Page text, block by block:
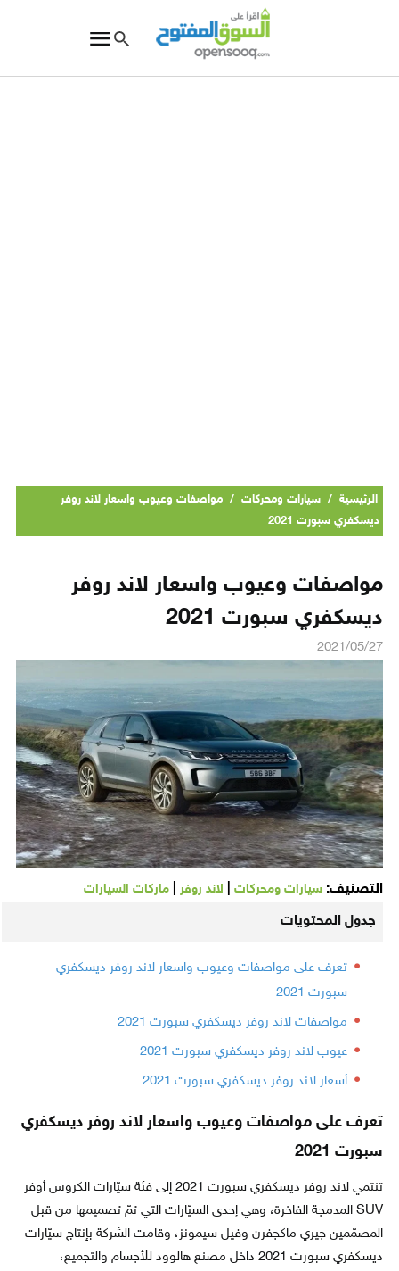
الرئيسية / سيارات ومحركات / مواصفات وعيوب واسعار لاند روفر
ديسكفري سبورت 2021
مواصفات وعيوب واسعار لاند روفر
ديسكفري سبورت 2021
2021/05/27
التصنيف: سيارات ومحركات| لاند روفر| ماركات السيارات
جدول المحتويات
تعرف على مواصفات وعيوب واسعار لاند روفر ديسكفري
سبورت 2021
مواصفات لاند روفر ديسكفري سبورت 2021
عيوب لاند روفر ديسكفري سبورت 2021
أسعار لاند روفر ديسكفري سبورت 2021
تعرف على مواصفات وعيوب واسعار لاند روفر ديسكفري
سبورت 2021
تنتمي لاند روفر ديسكفري سبورت 2021 إلى فئة سيّارات الكروس أوفر
SUV المدمجة الفاخرة، وهي إحدى السيّارات التي تمّ تصميمها من قبل
المصمّمين جيري ماكجفرن وفيل سيمونز، وقامت الشركة بإنتاج سيّارات
ديسكفري سبورت 2021 داخل مصنع هالوود للأجسام والتجميع،